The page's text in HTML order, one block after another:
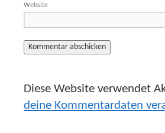
Website
Diese Website verwendet
deine Kommentardaten